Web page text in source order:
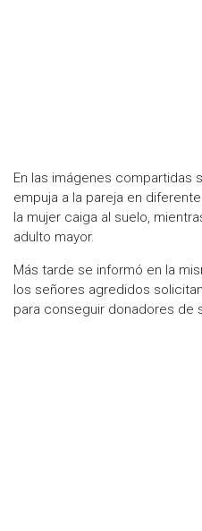
En las imágenes compartidas
empuja a la pareja en
la mujer caiga al suelo,
adulto mayor.
Más tarde se informó en la
los señores agredidos
para conseguir donadores de